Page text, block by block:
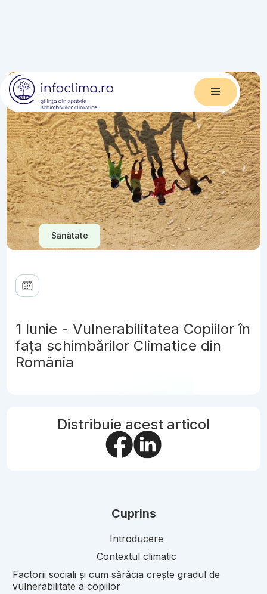
Sănătate
1 Iunie - Vulnerabilitatea Copiilor în
fața schimbărilor Climatice din
România
Distribuie acest articol
Cuprins
Introducere
Contextul climatic
Factorii sociali și cum sărăcia crește gradul de
vulnerabilitate a copiilor